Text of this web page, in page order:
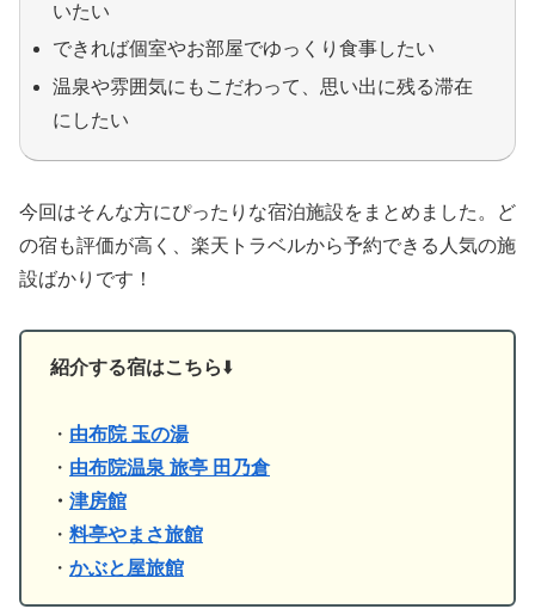
いたい
できれば個室やお部屋でゆっくり食事したい
温泉や雰囲気にもこだわって、思い出に残る滞在
にしたい
今回はそんな方にぴったりな宿泊施設をまとめました。ど
の宿も評価が高く、楽天トラベルから予約できる人気の施
設ばかりです！
紹介する宿はこちら⬇️
・ 由布院 玉の湯
・ 由布院温泉 旅亭 田乃倉
・ 津房館
・ 料亭やまさ旅館
・ かぶと屋旅館